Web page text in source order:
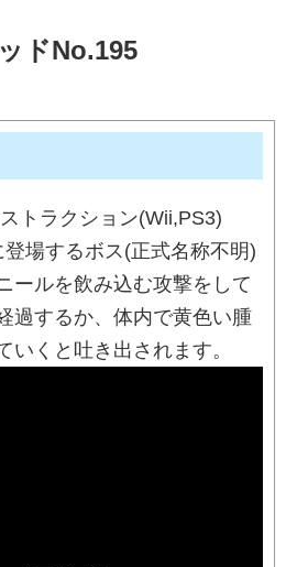
ドNo.195
トラクション(Wii,PS3)
場するボス(正式名称不明)
ールを飲み込む攻撃をして
過するか、体内で黄色い腫
いくと吐き出されます。